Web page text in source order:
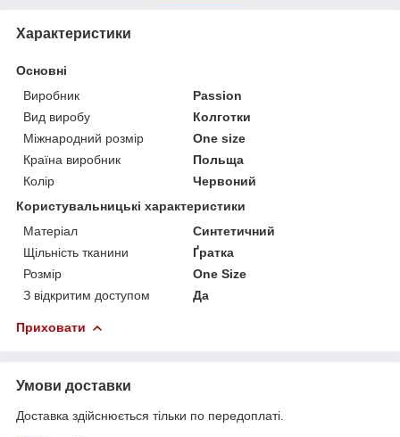
Характеристики
Основні
Виробник
Passion
Вид виробу
Колготки
Міжнародний розмір
One size
Країна виробник
Польща
Колір
Червоний
Користувальницькі характеристики
Матеріал
Синтетичний
Щільність тканини
Ґратка
Розмір
One Size
З відкритим доступом
Да
Приховати
Умови доставки
Доставка здійснюється тільки по передоплаті.